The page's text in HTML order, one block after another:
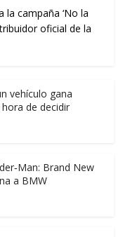
la campaña ‘No la
oficial de la
vehículo gana
de decidir
Brand New
a BMW